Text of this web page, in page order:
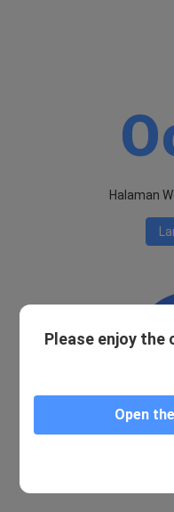
Halaman
Please enjoy
Open